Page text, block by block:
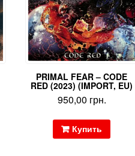
PRIMAL FEAR – CODE
RED (2023) (IMPORT, EU)
950,00 грн.
Купить